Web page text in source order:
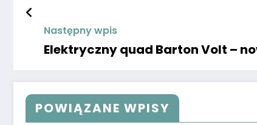
Następny wpis
Elektryczny quad Barton Volt –
POWIĄZANE WPISY